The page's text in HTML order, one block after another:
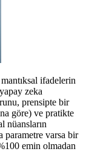
ifadelerin
zeka
prensipte bir
göre) ve pratikte
nüansların
parametre varsa bir
emin olmadan